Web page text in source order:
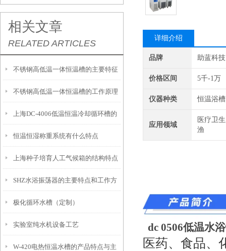
相关文章
RELATED ARTICLES
不锈钢高低温一体恒温槽的主要特征
和使用要点说明
不锈钢高低温一体恒温槽的工作原理
和控制系统介绍
上海DC-4006低温恒温冷却循环槽的
具体使用说明
恒温恒湿称重系统有什么特点
上海种子培育人工气候箱的结构特点
与优势介绍
SHZ水浴振荡器的主要特点和工作方
式是怎样的
极化循环水槽（定制）
实验室纯水机设备工艺
W-420电热恒温水槽的产品特点与主
详细介绍
品牌 助蓝科技
价格区间 5千-1万
仪器种类 恒温浴槽
应用领域
医疗卫
渔
dc 0506低温水
医药、食品、